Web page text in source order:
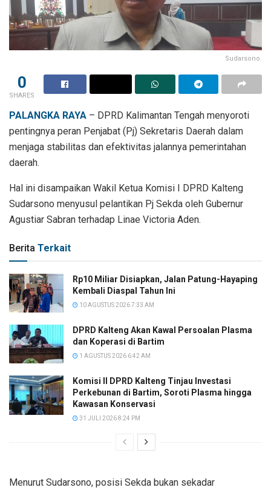
Sudarsono.
0
SHARES
PALANGKA RAYA – DPRD Kalimantan Tengah menyoroti
pentingnya peran Penjabat (Pj) Sekretaris Daerah dalam
menjaga stabilitas dan efektivitas jalannya pemerintahan
daerah.
Hal ini disampaikan Wakil Ketua Komisi I DPRD Kalteng
Sudarsono menyusul pelantikan Pj Sekda oleh Gubernur
Agustiar Sabran terhadap Linae Victoria Aden.
Berita Terkait
Rp10 Miliar Disiapkan, Jalan Patung-Hayaping
Kembali Diaspal Tahun Ini
10 AGUSTUS 2026 7:33 AM
DPRD Kalteng Akan Kawal Persoalan Plasma
dan Koperasi di Bartim
1 AGUSTUS 2026 6:42 AM
Komisi II DPRD Kalteng Tinjau Investasi
Perkebunan di Bartim, Soroti Plasma hingga
Kawasan Konservasi
31 JULI 2026 8:24 PM
Menurut Sudarsono, posisi Sekda bukan sekadar